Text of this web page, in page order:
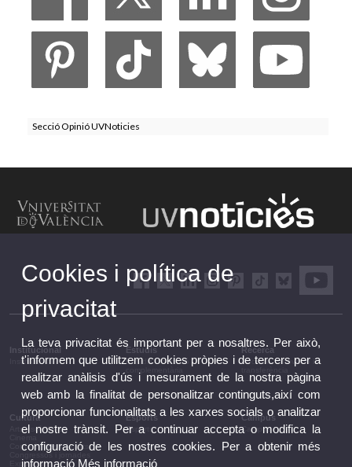
Secció Opinió UVNoticies
Institucional
Institucional
Estudis
Estudis i formació
Recerca
Recerca, innovació i
Cultura
Arts escèniques
Conferències i debats
Congressos i jornades
Exposicions
Esports
Esports
Campus
Campus
Cookies i política de
privacitat
La teva privacitat és important per a nosaltres. Per això,
t'informem que utilitzem cookies pròpies i de tercers per a
realitzar anàlisis d'ús i mesurament de la nostra pàgina
web amb la finalitat de personalitzar continguts,així com
proporcionar funcionalitats a les xarxes socials o analitzar
el nostre trànsit. Per a continuar accepta o modifica la
configuració de les nostres cookies. Per a obtenir més
informació Més informació